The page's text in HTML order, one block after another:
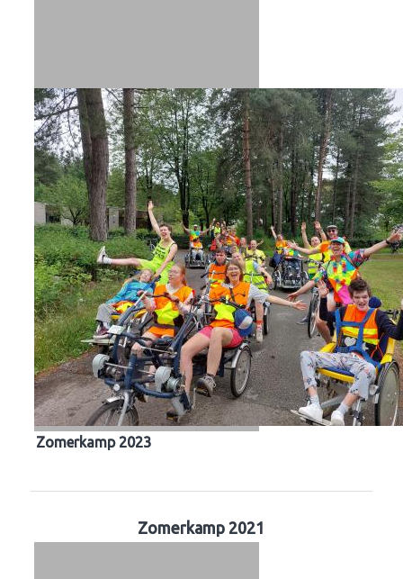
Zomerkamp 2023
Zomerkamp 2021